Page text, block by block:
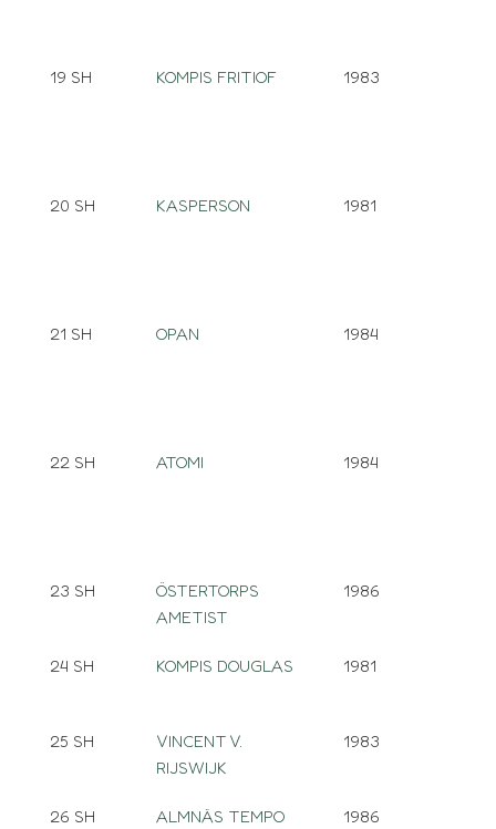
19 SH KOMPIS FRITIOF 1983
20 SH KASPERSON 1981
21 SH OPAN 1984
22 SH ATOMI 1984
23 SH
ÖSTERTORPS
AMETIST
1986
24 SH KOMPIS DOUGLAS 1981
25 SH
VINCENT V.
RIJSWIJK
1983
26 SH ALMNÄS TEMPO 1986